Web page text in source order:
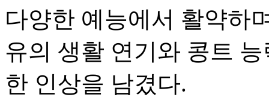
다양한 예능에서 활약하
유의 생활 연기와 콩트
한 인상을 남겼다.